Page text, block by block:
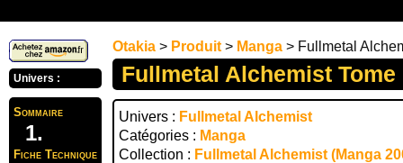
Univers :
Sommaire
Fiche Technique
Otakia > Produit > Manga > Fullmetal
Fullmetal Alchemist Tome
Univers : Fullmetal Alchemist
Catégories : Manga
Collection : Fullmetal Alchemist (Manga